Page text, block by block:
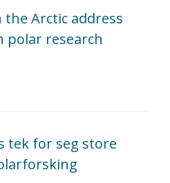
Arctic address
polar research
tek for seg store